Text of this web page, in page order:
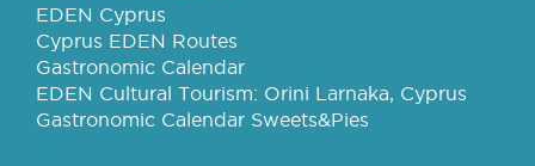
EDEN Cyprus
Cyprus EDEN Routes
Gastronomic Calendar
EDEN Cultural Tourism: Orini Larnaka, Cyprus
Gastronomic Calendar Sweets&Pies